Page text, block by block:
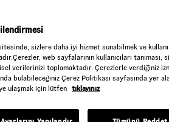
indirim
sizlere daha iyi hizmet sunabilmek ve
web sayfalarının kullanıcıları
verilerinizi toplamaktadır. Çerezlerle verdiğiniz
bulabileceğiniz Çerez Politikası sayfasında yer
ulaşmak için lütfen tıklayınız